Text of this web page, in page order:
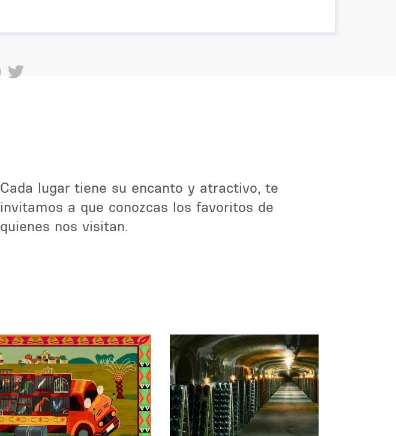
Cada lugar tiene su encanto y atractivo, te
invitamos a que conozcas los favoritos de
quienes nos visitan.